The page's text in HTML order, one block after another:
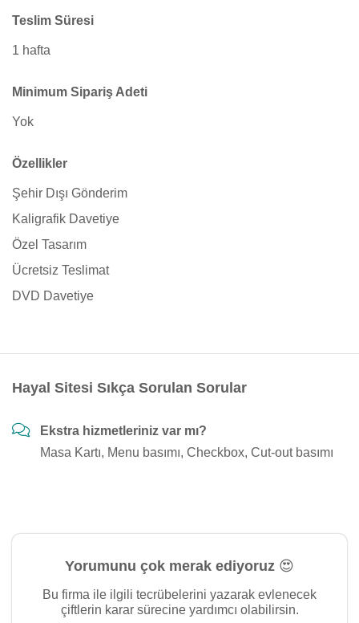
Teslim Süresi
1 hafta
Minimum Sipariş Adeti
Yok
Özellikler
Şehir Dışı Gönderim
Kaligrafik Davetiye
Özel Tasarım
Ücretsiz Teslimat
DVD Davetiye
Hayal Sitesi Sıkça Sorulan Sorular
Ekstra hizmetleriniz var mı?
Masa Kartı, Menu basımı, Checkbox, Cut-out basımı
Yorumunu çok merak ediyoruz 😍
Bu firma ile ilgili tecrübelerini yazarak evlenecek
çiftlerin karar sürecine yardımcı olabilirsin.